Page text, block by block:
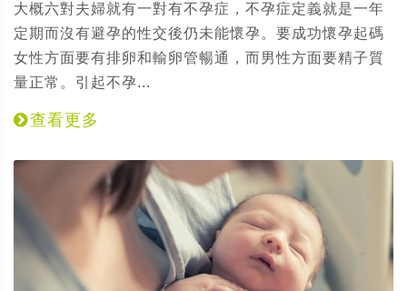
大概六對夫婦就有一對有不孕症，不孕症定義就是一年
定期而沒有避孕的性交後仍未能懷孕。要成功懷孕起碼
女性方面要有排卵和輸卵管暢通，而男性方面要精子質
量正常。引起不孕...
查看更多